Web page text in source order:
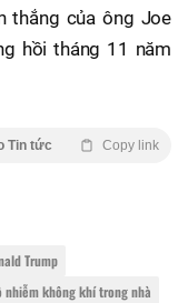
thắng của ông Joe
hồi tháng 11 năm
Tin tức Copy link
Trump
nhiễm không khí trong nhà